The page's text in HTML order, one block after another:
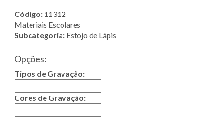
Código: 11312
Materiais Escolares
Subcategoria: Estojo de Lápis
Opções:
Tipos de Gravação:
Cores de Gravação: